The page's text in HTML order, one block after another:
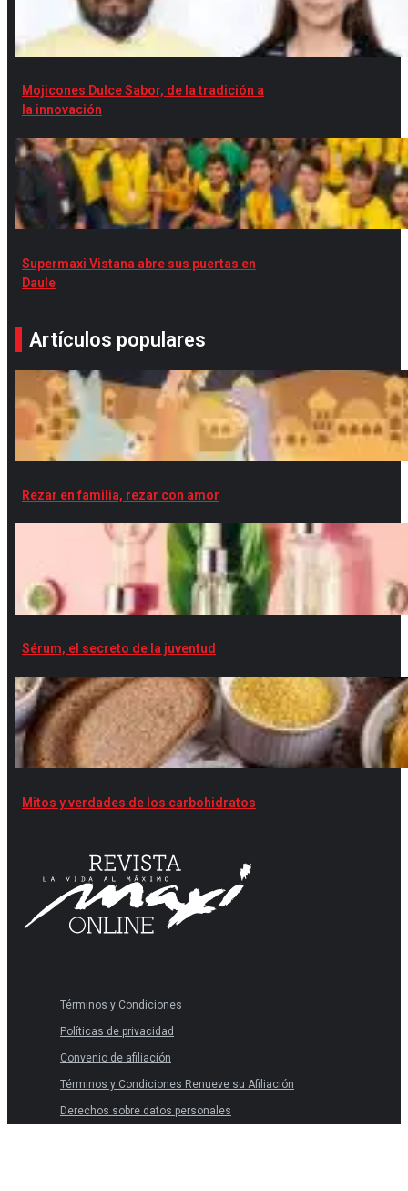
Mojicones Dulce Sabor, de la tradición a
la innovación
Supermaxi Vistana abre sus puertas en
Daule
Artículos populares
Rezar en familia, rezar con amor
Sérum, el secreto de la juventud
Mitos y verdades de los carbohidratos
Términos y Condiciones
Políticas de privacidad
Convenio de afiliación
Términos y Condiciones Renueve su Afiliación
Derechos sobre datos personales